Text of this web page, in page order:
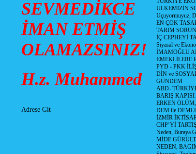
SEVMEDİKCE
İMAN ETMİŞ
OLAMAZSINIZ!
H.z. Muhammed
Adrese Git
ÜLKEMİZİN
Uçuyormuyuz,
EN ÇOK
TARIM
İÇ CEPHEYİ
Siyasal ve
İMAMOĞLU
EMEKLİLERE
PYD - PKK
DİN ve
GÜNDEM
ABD-
BARIŞ
ERKEN
DEM ile
İZMİR
CHP’Yİ
Neden, Buraya
MİDE
NEDEN,